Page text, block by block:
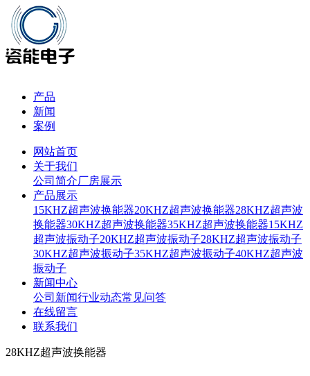
产品
新闻
案例
网站首页
关于我们
公司简介厂房展示
产品展示
15KHZ超声波换能器20KHZ超声波换能器28KHZ超声波
换能器30KHZ超声波换能器35KHZ超声波换能器15KHZ
超声波振动子20KHZ超声波振动子28KHZ超声波振动子
30KHZ超声波振动子35KHZ超声波振动子40KHZ超声波
振动子
新闻中心
公司新闻行业动态常见问答
在线留言
联系我们
28KHZ超声波换能器